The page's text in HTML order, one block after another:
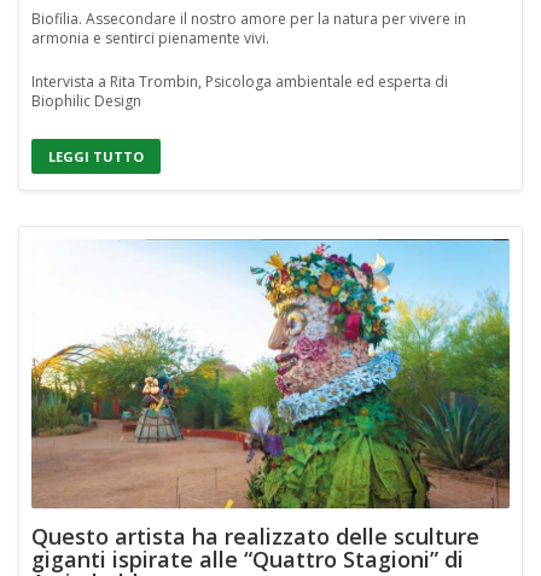
Biofilia. Assecondare il nostro amore per la natura per vivere in
armonia e sentirci pienamente vivi.
Intervista a Rita Trombin, Psicologa ambientale ed esperta di
Biophilic Design
LEGGI TUTTO
Questo artista ha realizzato delle sculture
giganti ispirate alle “Quattro Stagioni” di